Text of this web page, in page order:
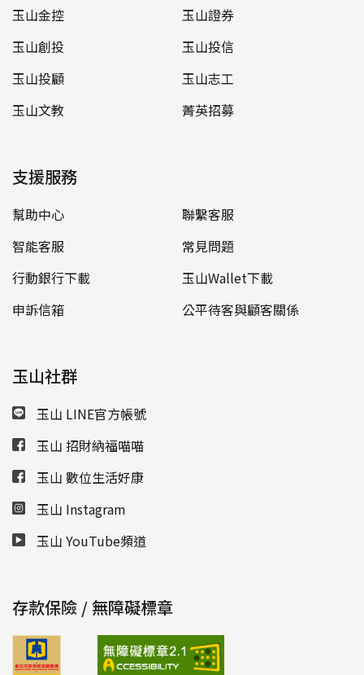
玉山金控
玉山證券
玉山創投
玉山投信
玉山投顧
玉山志工
玉山文教
菁英招募
支援服務
幫助中心
聯繫客服
智能客服
常見問題
行動銀行下載
玉山Wallet下載
申訴信箱
公平待客與顧客關係
玉山社群
玉山 LINE官方帳號
玉山 招財納福喵喵
玉山 數位生活好康
玉山 Instagram
玉山 YouTube頻道
存款保險 / 無障礙標章